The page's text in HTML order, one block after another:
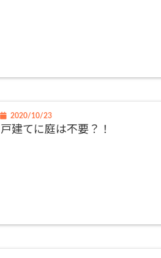
2020/10/23
戸建てに庭は不要？！